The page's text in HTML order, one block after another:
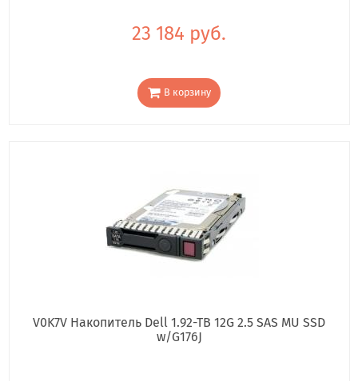
23 184 руб.
В корзину
V0K7V Накопитель Dell 1.92-TB 12G 2.5 SAS MU SSD
w/G176J